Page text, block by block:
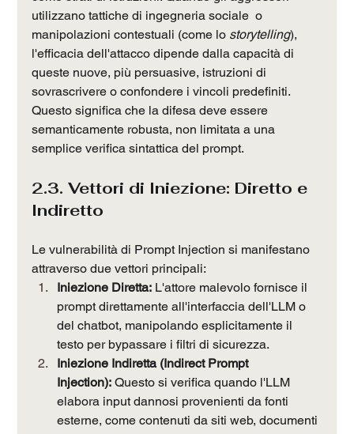
utilizzano tattiche di ingegneria sociale  o
manipolazioni contestuali (come lo storytelling),
l'efficacia dell'attacco dipende dalla capacità di
queste nuove, più persuasive, istruzioni di
sovrascrivere o confondere i vincoli predefiniti.
Questo significa che la difesa deve essere
semanticamente robusta, non limitata a una
semplice verifica sintattica del prompt.
2.3. Vettori di Iniezione: Diretto e
Indiretto
Le vulnerabilità di Prompt Injection si manifestano
attraverso due vettori principali:
Iniezione Diretta: L'attore malevolo fornisce il
prompt direttamente all'interfaccia dell'LLM o
del chatbot, manipolando esplicitamente il
testo per bypassare i filtri di sicurezza.
Iniezione Indiretta (Indirect Prompt
Injection): Questo si verifica quando l'LLM
elabora input dannosi provenienti da fonti
esterne, come contenuti da siti web, documenti